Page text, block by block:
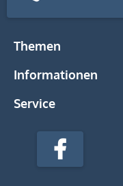
Themen
Informationen
Service
stempel-
Media
Facebook